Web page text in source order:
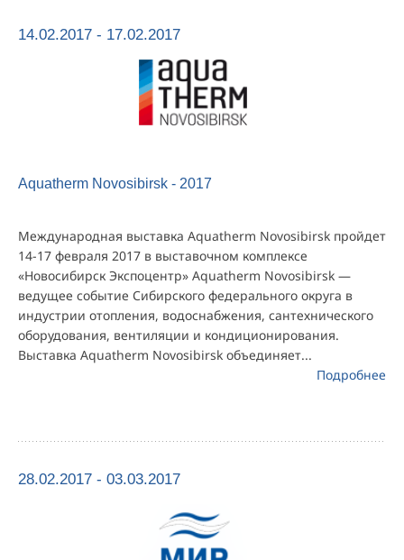
14.02.2017 - 17.02.2017
Aquatherm Novosibirsk - 2017
Международная выставка Aquatherm Novosibirsk пройдет
14-17 февраля 2017 в выставочном комплексе
«Новосибирск Экспоцентр» Aquatherm Novosibirsk —
ведущее событие Сибирского федерального округа в
индустрии отопления, водоснабжения, сантехнического
оборудования, вентиляции и кондиционирования.
Выставка Aquatherm Novosibirsk объединяет...
Подробнее
28.02.2017 - 03.03.2017